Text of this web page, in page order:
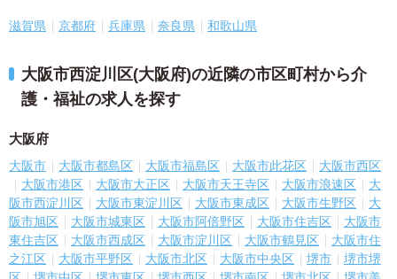
滋賀県 京都府 兵庫県 奈良県 和歌山県
大阪市西淀川区(大阪府)の近隣の市区町村から介
護・福祉の求人を探す
大阪府
大阪市 大阪市都島区 大阪市福島区 大阪市此花区
大阪市西区
大阪市港区
大阪市大正区 大阪市天王寺区 大阪市浪速区
大
阪市西淀川区
大阪市東淀川区 大阪市東成区 大阪市生野区
大
阪市旭区
大阪市城東区 大阪市阿倍野区 大阪市住吉区
大阪市
東住吉区
大阪市西成区 大阪市淀川区 大阪市鶴見区
大阪市住
之江区
大阪市平野区 大阪市北区 大阪市中央区 堺市
堺市堺